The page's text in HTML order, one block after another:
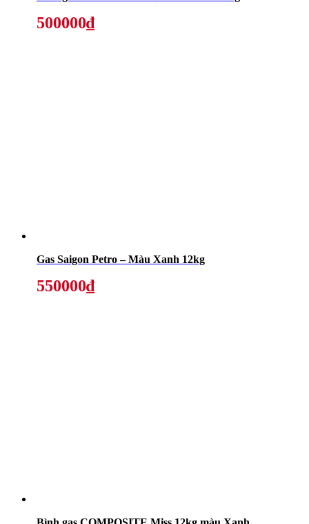
500000₫
Gas Saigon Petro – Màu Xanh 12kg
550000₫